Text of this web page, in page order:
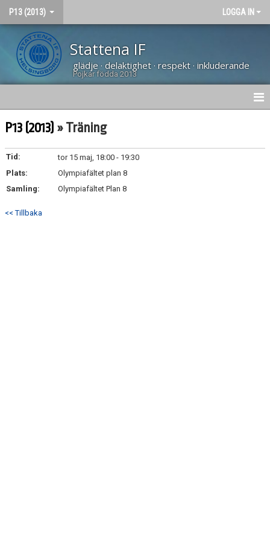
P13 (2013) LOGGA IN
Stattena IF
glädje · delaktighet · respekt · inkluderande
Pojkar födda 2013
HEM
NYHETER
DOKUMENT
P13 (2013) » Träning
Tid:
tor 15 maj, 18:00 - 19:30
Plats:
Olympiafältet plan 8
Samling:
Olympiafältet Plan 8
<< Tillbaka